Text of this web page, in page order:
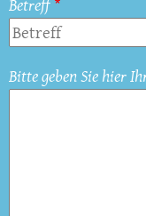
Bitte geben Sie hier